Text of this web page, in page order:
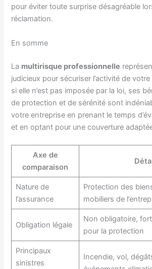
pour éviter toute surprise désagréable
réclamation.
En somme
La multirisque professionnelle
judicieux pour sécuriser l’activité de
si elle n’est pas imposée par la loi, ses
de protection et de sérénité sont
votre entreprise en prenant le temps
et en optant pour une couverture
Axe de
comparaison
Nature de
l’assurance
Protection des
mobiliers de
Obligation légale
Non obligatoire,
pour la protection
Principaux
sinistres
Incendie, vol,